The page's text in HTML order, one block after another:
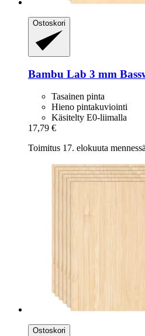
Ostoskori
Bambu Lab 3 mm
Tasainen pinta
Hieno pintakuviointi
Käsitelty E0-liimalla
17,79 €
Toimitus 17. elokuuta mennessä
Ostoskori